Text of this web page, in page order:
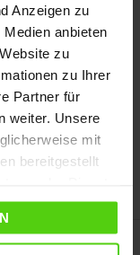
Anzeigen zu
anbieten
zu
zu Ihrer
Partner für
weiter. Unsere
mit
bereitgestellt